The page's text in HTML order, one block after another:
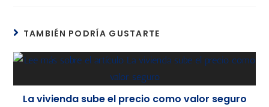
TAMBIÉN PODRÍA GUSTARTE
La vivienda sube el precio como valor seguro